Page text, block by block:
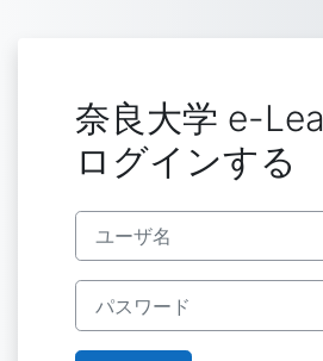
奈良大学 e-
ログインする
ユーザ名
パスワード